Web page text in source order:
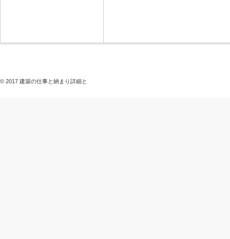
© 2017 建築の仕事と納まり詳細と